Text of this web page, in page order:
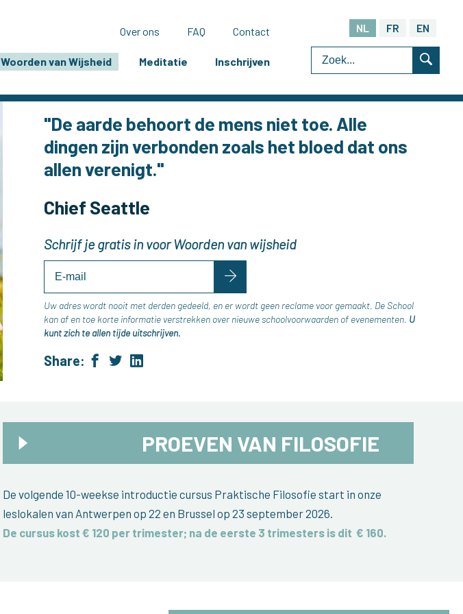
Woorden van Wijsheid Meditatie Inschrijven
Over ons FAQ Contact EN
FR
NL
"De aarde behoort de mens niet toe. Alle
dingen zijn verbonden zoals het bloed dat ons
allen verenigt."
Chief Seattle
Schrijf je gratis in voor Woorden van wijsheid
Uw adres wordt nooit met derden gedeeld, en er wordt geen reclame voor gemaakt. De School
kan af en toe korte informatie verstrekken over nieuwe schoolvoorwaarden of evenementen. U
kunt zich te allen tijde uitschrijven.
Share:
PROEVEN VAN FILOSOFIE
De volgende 10-weekse introductie cursus Praktische Filosofie start in onze
leslokalen van Antwerpen op 22 en Brussel op 23 september 2026.
De cursus kost € 120 per trimester; na de eerste 3 trimesters is dit € 160.